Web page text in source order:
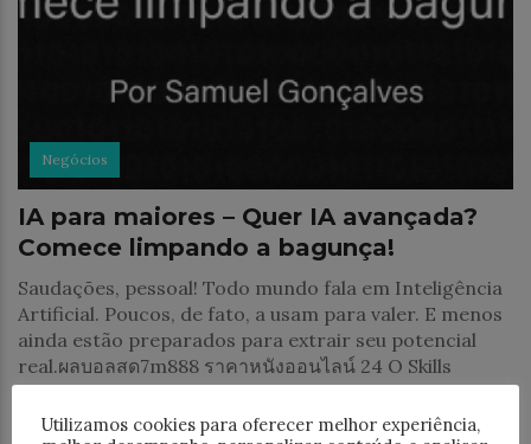
Negócios
IA para maiores – Quer IA avançada?
Comece limpando a bagunça!
Saudações, pessoal! Todo mundo fala em Inteligência
Artificial. Poucos, de fato, a usam para valer. E menos
ainda estão preparados para extrair seu potencial
real.ผลบอลสด7m888 ราคาหนังออนไลน์ 24 O Skills
Intelligence
Utilizamos cookies para oferecer melhor experiência,